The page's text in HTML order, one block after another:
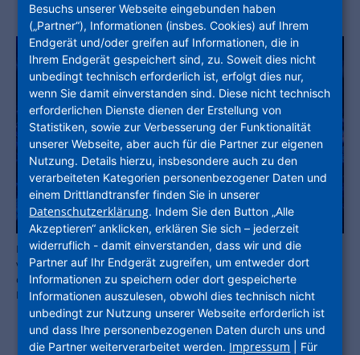
Die Verleihung des Deutschen Nachhaltigkeits-Preises im
vergangenen Jahr. Die NHW ist dieses Jahr unter den besten Drei in
den Kategorien Immobilienwirtschaft und Bauträger. Foto: Christian
Koester
Besuchs unserer Webseite eingebunden haben
(„Partner“), Informationen (insbes. Cookies) auf Ihrem
Endgerät und/oder greifen auf Informationen, die in
Ihrem Endgerät gespeichert sind, zu. Soweit dies nicht
unbedingt technisch erforderlich ist, erfolgt dies nur,
wenn Sie damit einverstanden sind. Diese nicht technisch
erforderlichen Dienste dienen der Erstellung von
Statistiken, sowie zur Verbesserung der Funktionalität
unserer Webseite, aber auch für die Partner zur eigenen
Nutzung. Details hierzu, insbesondere auch zu den
verarbeiteten Kategorien personenbezogener Daten und
einem Drittlandtransfer finden Sie in unserer
Datenschutzerklärung. Indem Sie den Button „Alle
Akzeptieren“ anklicken, erklären Sie sich – jederzeit
widerruflich - damit einverstanden, dass wir und die
Partner auf Ihr Endgerät zugreifen, um entweder dort
Informationen zu speichern oder dort gespeicherte
Informationen auszulesen, obwohl dies technisch nicht
unbedingt zur Nutzung unserer Webseite erforderlich ist
und dass Ihre personenbezogenen Daten durch uns und
die Partner weiterverarbeitet werden. Impressum | Für